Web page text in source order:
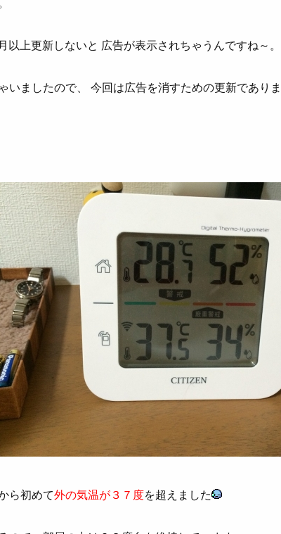
以上更新しないと 広告が表示されちゃうんですね～。
いましたので、 今回は広告を消すための更新であり
ら初めて外の気温が３７度を超えました